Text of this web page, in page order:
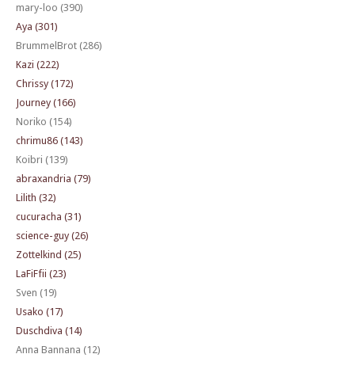
mary-loo (390)
Aya (301)
BrummelBrot (286)
Kazi (222)
Chrissy (172)
Journey (166)
Noriko (154)
chrimu86 (143)
Koibri (139)
abraxandria (79)
Lilith (32)
cucuracha (31)
science-guy (26)
Zottelkind (25)
LaFiFfii (23)
Sven (19)
Usako (17)
Duschdiva (14)
Anna Bannana (12)